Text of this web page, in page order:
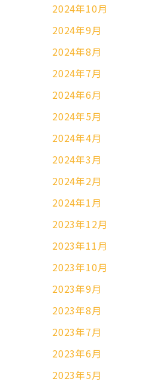
2024年10月
2024年9月
2024年8月
2024年7月
2024年6月
2024年5月
2024年4月
2024年3月
2024年2月
2024年1月
2023年12月
2023年11月
2023年10月
2023年9月
2023年8月
2023年7月
2023年6月
2023年5月